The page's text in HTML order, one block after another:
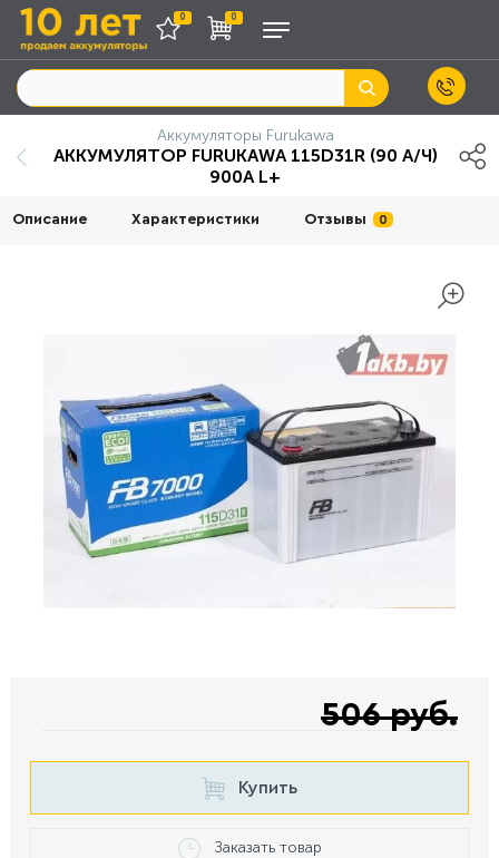
0 0
Аккумуляторы Furukawa
АККУМУЛЯТОР FURUKAWA 115D31R (90 А/Ч)
900A L+
Описание Характеристики Отзывы 0
506 руб.
Купить
Заказать товар